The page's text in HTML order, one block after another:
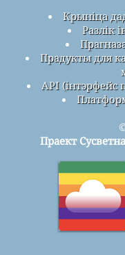
Крыніца
Разлік
Прадукты для
API (інтэрфейс
Праект